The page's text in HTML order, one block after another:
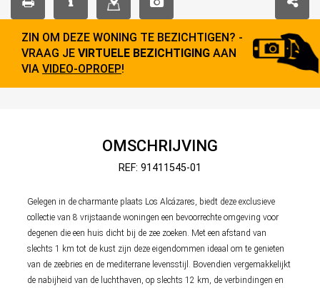
ZIN OM DEZE WONING TE BEZICHTIGEN? -
VRAAG JE VIRTUELE BEZICHTIGING AAN
VIA VIDEO-OPROEP!
OMSCHRIJVING
REF: 91411545-01
Gelegen in de charmante plaats Los Alcázares, biedt deze exclusieve
collectie van 8 vrijstaande woningen een bevoorrechte omgeving voor
degenen die een huis dicht bij de zee zoeken. Met een afstand van
slechts 1 km tot de kust zijn deze eigendommen ideaal om te genieten
van de zeebries en de mediterrane levensstijl. Bovendien vergemakkelijkt
de nabijheid van de luchthaven, op slechts 12 km, de verbindingen en